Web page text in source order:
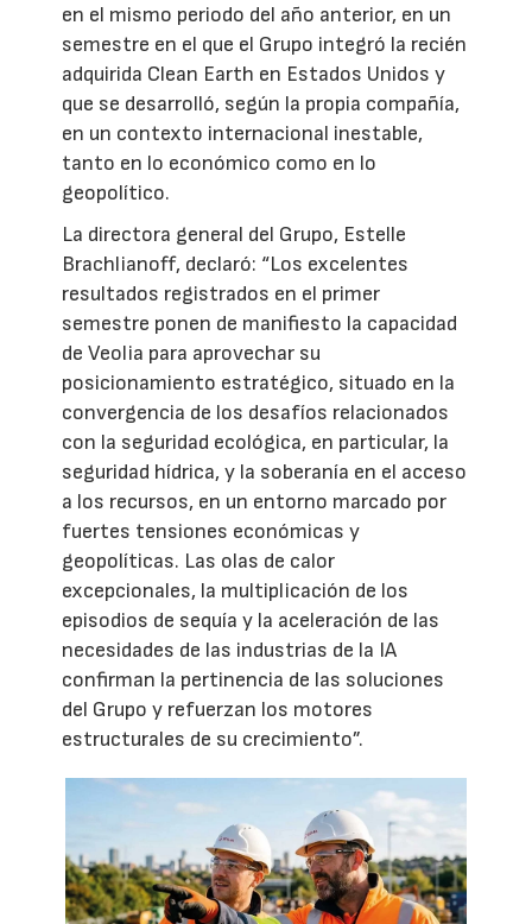
en el mismo periodo del año anterior, en un
semestre en el que el Grupo integró la recién
adquirida Clean Earth en Estados Unidos y
que se desarrolló, según la propia compañía,
en un contexto internacional inestable,
tanto en lo económico como en lo
geopolítico.
La directora general del Grupo, Estelle
Brachlianoff, declaró: “Los excelentes
resultados registrados en el primer
semestre ponen de manifiesto la capacidad
de Veolia para aprovechar su
posicionamiento estratégico, situado en la
convergencia de los desafíos relacionados
con la seguridad ecológica, en particular, la
seguridad hídrica, y la soberanía en el acceso
a los recursos, en un entorno marcado por
fuertes tensiones económicas y
geopolíticas. Las olas de calor
excepcionales, la multiplicación de los
episodios de sequía y la aceleración de las
necesidades de las industrias de la IA
confirman la pertinencia de las soluciones
del Grupo y refuerzan los motores
estructurales de su crecimiento”.